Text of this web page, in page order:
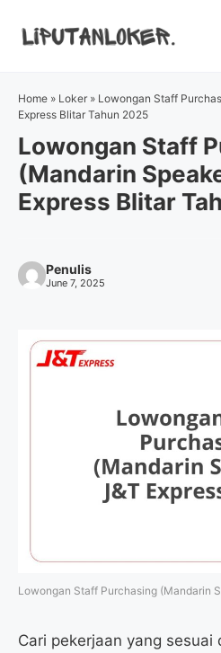
Home » Loker » Lowongan Staff
Express Blitar Tahun 2025
Lowongan Staff
(Mandarin
Express Blitar
Penulis
June 7, 2025
Lowongan Staff Purchasing (Mandarin
Cari pekerjaan yang sesuai